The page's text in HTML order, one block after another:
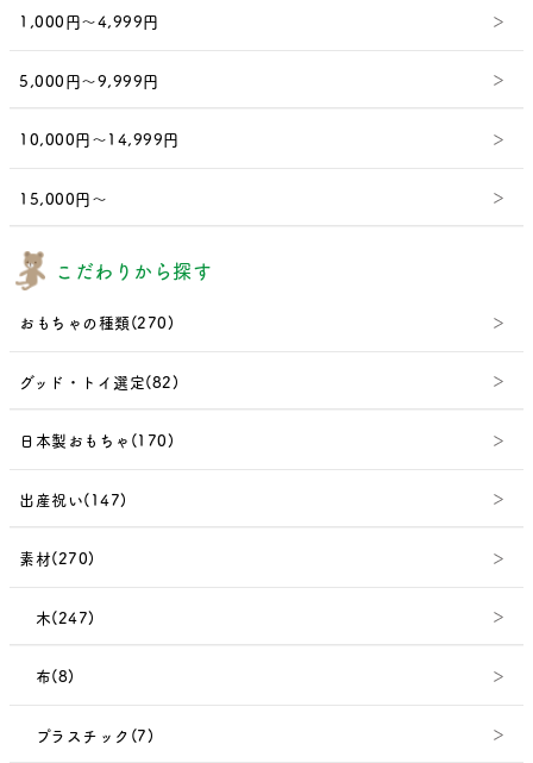
1,000円～4,999円
5,000円～9,999円
10,000円～14,999円
15,000円～
こだわりから探す
おもちゃの種類(270)
グッド・トイ選定(82)
日本製おもちゃ(170)
出産祝い(147)
素材(270)
木(247)
布(8)
プラスチック(7)